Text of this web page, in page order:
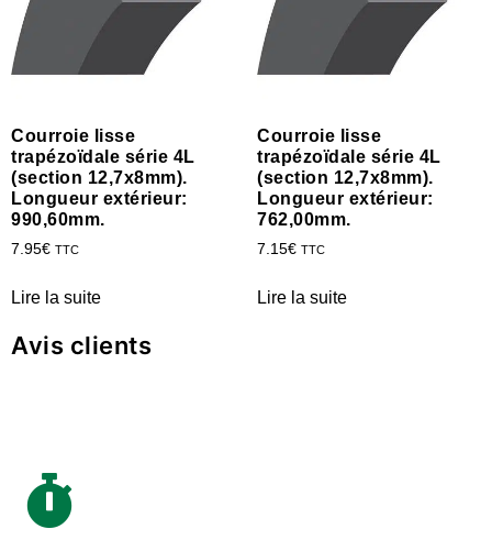
Courroie lisse
trapézoïdale série 4L
(section 12,7x8mm).
Longueur extérieur:
990,60mm.
7.95€ TTC
Lire la suite
Courroie lisse
trapézoïdale série 4L
(section 12,7x8mm).
Longueur extérieur:
762,00mm.
7.15€ TTC
Lire la suite
Avis clients